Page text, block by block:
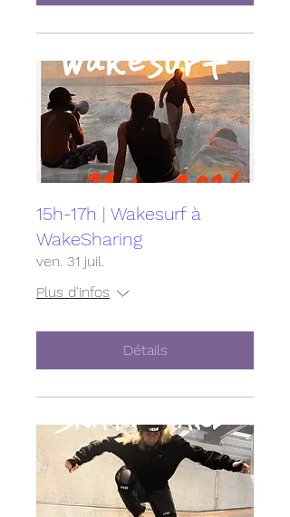
15h-17h | Wakesurf à
WakeSharing
ven. 31 juil.
Plus d'infos
Détails